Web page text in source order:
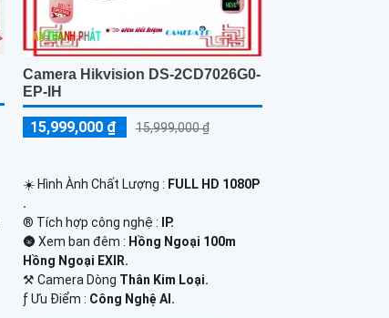
Camera Hikvision DS-2CD7026G0-
EP-IH
15,999,000 ₫ 15,999,000 ₫
☀️ Hình Ành Chất Lượng : FULL HD 1080P
.
®️ Tích hợp công nghệ :
IP.
🌚 Xem ban đêm : Hồng Ngoại 100m
Hồng Ngoại EXIR.
⚒ Camera Dòng Thân Kim Loại.
️ƒ Ưu Điểm : Công Nghệ AI.